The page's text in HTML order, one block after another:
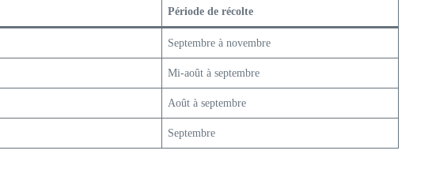
Période de récolte
Septembre à novembre
Mi-août à septembre
Août à septembre
Septembre